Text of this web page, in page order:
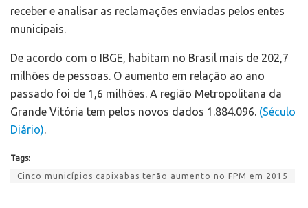
receber e analisar as reclamações enviadas pelos entes
municipais.
De acordo com o IBGE, habitam no Brasil mais de 202,7
milhões de pessoas. O aumento em relação ao ano
passado foi de 1,6 milhões. A região Metropolitana da
Grande Vitória tem pelos novos dados 1.884.096. (Século
Diário).
Tags:
Cinco municípios capixabas terão aumento no FPM em 2015